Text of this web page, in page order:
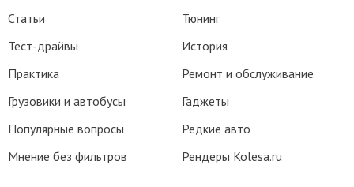
Статьи
Тест-драйвы
Практика
Грузовики и автобусы
Популярные вопросы
Мнение без фильтров
Тюнинг
История
Ремонт и обслуживание
Гаджеты
Редкие авто
Рендеры Kolesa.ru